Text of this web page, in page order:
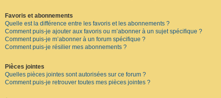
Favoris et abonnements
Quelle est la différence entre les favoris et les abonnements ?
Comment puis-je ajouter aux favoris ou m’abonner à un sujet spécifique ?
Comment puis-je m’abonner à un forum spécifique ?
Comment puis-je résilier mes abonnements ?
Pièces jointes
Quelles pièces jointes sont autorisées sur ce forum ?
Comment puis-je retrouver toutes mes pièces jointes ?